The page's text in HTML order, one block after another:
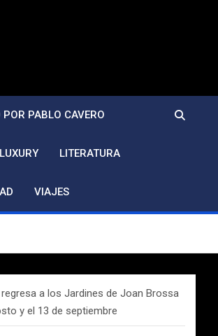
PABLO CAVERO
LUXURY LITERATURA
VIAJES
a los Jardines de Joan Brossa
y el 13 de septiembre